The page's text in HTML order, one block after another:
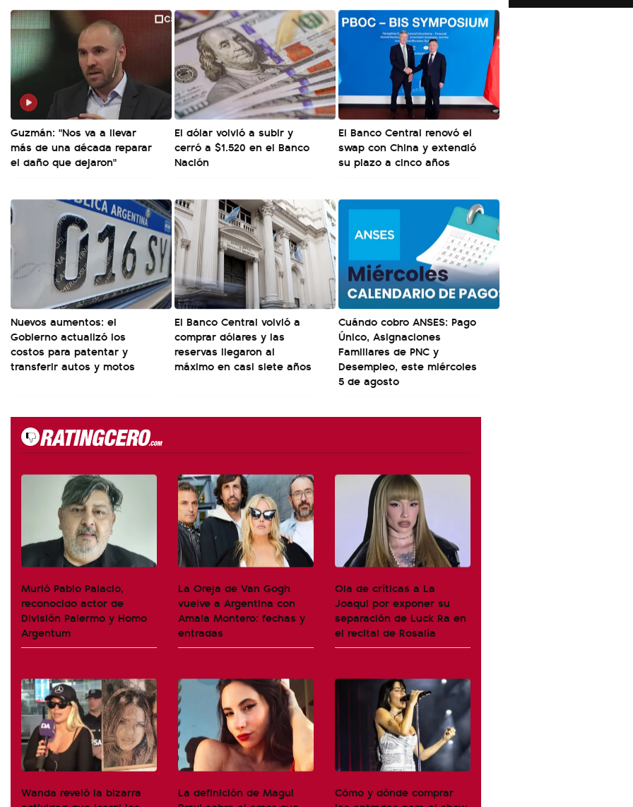
Guzmán: "Nos va a llevar
más de una década reparar
el daño que dejaron"
El dólar volvió a subir y
cerró a $1.520 en el Banco
Nación
El Banco Central renovó el
swap con China y extendió
su plazo a cinco años
Nuevos aumentos: el
Gobierno actualizó los
costos para patentar y
transferir autos y motos
El Banco Central volvió a
comprar dólares y las
reservas llegaron al
máximo en casi siete años
Cuándo cobro ANSES: Pago
Único, Asignaciones
Familiares de PNC y
Desempleo, este miércoles
5 de agosto
Murió Pablo Palacio,
reconocido actor de
División Palermo y Homo
Argentum
La Oreja de Van Gogh
vuelve a Argentina con
Amaia Montero: fechas y
entradas
Ola de críticas a La
Joaqui por exponer su
separación de Luck Ra en
el recital de Rosalía
Wanda reveló la bizarra
La definición de Magui
Cómo y dónde comprar
declaraciones que